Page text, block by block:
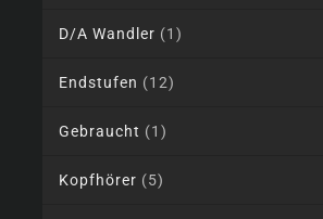
D/A Wandler (1)
Endstufen (12)
Gebraucht (1)
Kopfhörer (5)